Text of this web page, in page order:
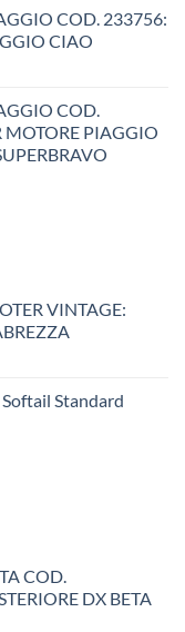
COD. 233756:
CIAO
COD.
MOTORE PIAGGIO
VINTAGE:
Standard
COD.
DX BETA